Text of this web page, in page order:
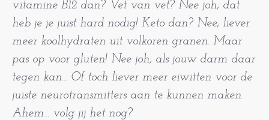
vitamine B12 dan? Vet van vet? Nee joh, dat
heb je je juist hard nodig! Keto dan? Nee, liever
meer koolhydraten uit volkoren granen. Maar
pas op voor gluten! Nee joh, als jouw darm daar
tegen kan... Of toch liever meer eiwitten voor de
juiste neurotransmitters aan te kunnen maken.
Ahem... volg jij het nog?